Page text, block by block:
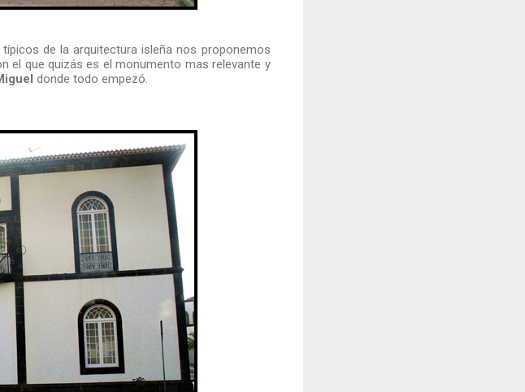
de la arquitectura isleña nos proponemos
el que quizás es el monumento mas relevante y
donde todo empezó.